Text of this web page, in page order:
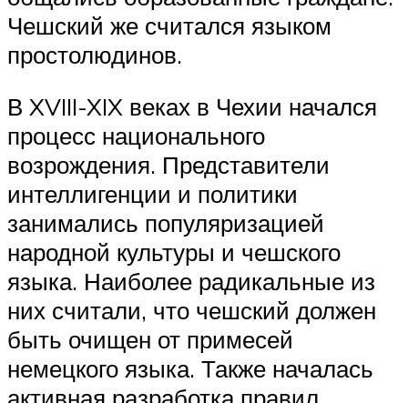
Чешский же считался языком
простолюдинов.
В XVIII-XIX веках в Чехии начался
процесс национального
возрождения. Представители
интеллигенции и политики
занимались популяризацией
народной культуры и чешского
языка. Наиболее радикальные из
них считали, что чешский должен
быть очищен от примесей
немецкого языка. Также началась